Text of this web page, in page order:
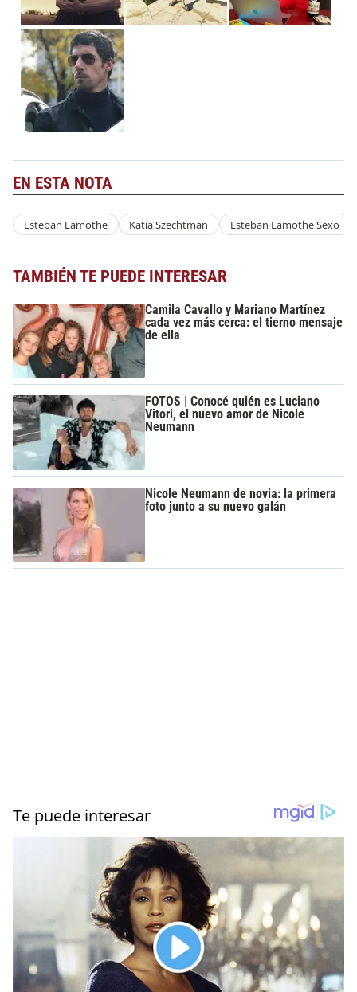
EN ESTA NOTA
Esteban Lamothe Katia Szechtman Esteban Lamothe Sexo
TAMBIÉN TE PUEDE INTERESAR
Camila Cavallo y Mariano Martínez
cada vez más cerca: el tierno mensaje
de ella
FOTOS | Conocé quién es Luciano
Vitori, el nuevo amor de Nicole
Neumann
Nicole Neumann de novia: la primera
foto junto a su nuevo galán